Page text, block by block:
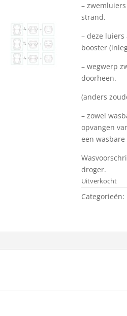
–
strand.
– deze
booster
– wegwerp
doorheen.
(anders
– zowel
opvangen
een
droger.
Uitverkocht
Categorieën: